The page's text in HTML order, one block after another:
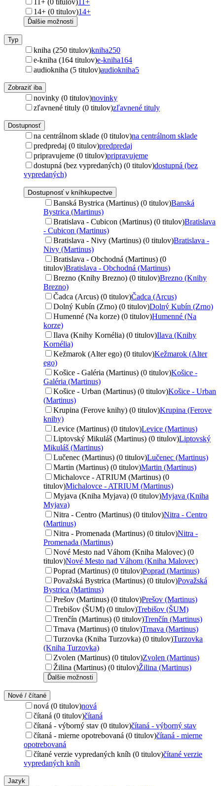
14+ (0 titulov)14+
Ďalšie možnosti
Typ
kniha (250 titulov)kniha250
e-kniha (164 titulov)e-kniha164
audiokniha (5 titulov)audiokniha5
Zobraziť iba
novinky (0 titulov)novinky
zľavnené tituly (0 titulov)zľavnené tituly
Dostupnosť
na centrálnom sklade (0 titulov)na centrálnom sklade
predpredaj (0 titulov)predpredaj
pripravujeme (0 titulov)pripravujeme
dostupná (bez vypredaných) (0 titulov)dostupná (bez
vypredaných)
Dostupnosť v kníhkupectve
Banská Bystrica (Martinus) (0 titulov)Banská
Bystrica (Martinus)
Bratislava - Cubicon (Martinus) (0 titulov)Bratislava
- Cubicon (Martinus)
Bratislava - Nivy (Martinus) (0 titulov)Bratislava -
Nivy (Martinus)
Bratislava - Obchodná (Martinus) (0
titulov)Bratislava - Obchodná (Martinus)
Brezno (Knihy Brezno) (0 titulov)Brezno (Knihy
Brezno)
Čadca (Arcus) (0 titulov)Čadca (Arcus)
Dolný Kubín (Zrno) (0 titulov)Dolný Kubín (Zrno)
Humenné (Na korze) (0 titulov)Humenné (Na
korze)
Ilava (Knihy Kornélia) (0 titulov)Ilava (Knihy
Kornélia)
Kežmarok (Alter ego) (0 titulov)Kežmarok (Alter
ego)
Košice - Galéria (Martinus) (0 titulov)Košice -
Galéria (Martinus)
Košice - Urban (Martinus) (0 titulov)Košice - Urban
(Martinus)
Krupina (Ferove knihy) (0 titulov)Krupina (Ferove
knihy)
Levice (Martinus) (0 titulov)Levice (Martinus)
Liptovský Mikuláš (Martinus) (0 titulov)Liptovský
Mikuláš (Martinus)
Lučenec (Martinus) (0 titulov)Lučenec (Martinus)
Martin (Martinus) (0 titulov)Martin (Martinus)
Michalovce - ATRIUM (Martinus) (0
titulov)Michalovce - ATRIUM (Martinus)
Myjava (Kniha Myjava) (0 titulov)Myjava (Kniha
Myjava)
Nitra - Centro (Martinus) (0 titulov)Nitra - Centro
(Martinus)
Nitra - Promenada (Martinus) (0 titulov)Nitra -
Promenada (Martinus)
Nové Mesto nad Váhom (Kniha Malovec) (0
titulov)Nové Mesto nad Váhom (Kniha Malovec)
Poprad (Martinus) (0 titulov)Poprad (Martinus)
Považská Bystrica (Martinus) (0 titulov)Považská
Bystrica (Martinus)
Prešov (Martinus) (0 titulov)Prešov (Martinus)
Trebišov (ŠUM) (0 titulov)Trebišov (ŠUM)
Trenčín (Martinus) (0 titulov)Trenčín (Martinus)
Trnava (Martinus) (0 titulov)Trnava (Martinus)
Turzovka (Kniha Turzovka) (0 titulov)Turzovka
(Kniha Turzovka)
Zvolen (Martinus) (0 titulov)Zvolen (Martinus)
Žilina (Martinus) (0 titulov)Žilina (Martinus)
Ďalšie možnosti
Nové / čítané
nová (0 titulov)nová
čítaná (0 titulov)čítaná
čítaná - výborný stav (0 titulov)čítaná - výborný stav
čítaná - mierne opotrebovaná (0 titulov)čítaná - mierne
opotrebovaná
čítané verzie vypredaných kníh (0 titulov)čítané verzie
vypredaných kníh
Jazyk